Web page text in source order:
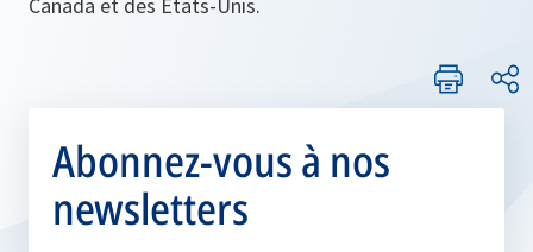
Abonnez-vous à nos
newsletters